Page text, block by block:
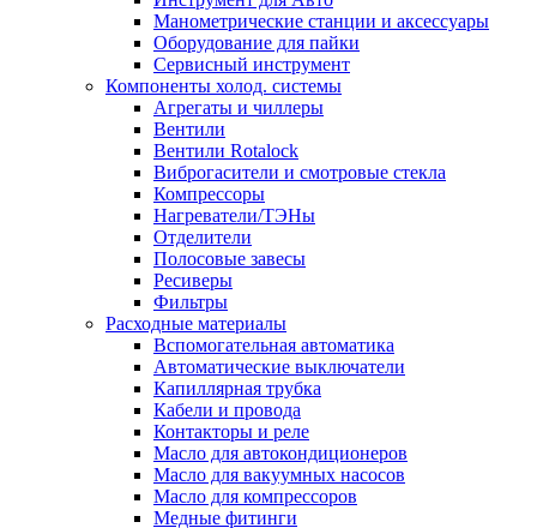
Манометрические станции и аксессуары
Оборудование для пайки
Сервисный инструмент
Компоненты холод. системы
Агрегаты и чиллеры
Вентили
Вентили Rotalock
Виброгасители и смотровые стекла
Компрессоры
Нагреватели/ТЭНы
Отделители
Полосовые завесы
Ресиверы
Фильтры
Расходные материалы
Вспомогательная автоматика
Автоматические выключатели
Капиллярная трубка
Кабели и провода
Контакторы и реле
Масло для автокондиционеров
Масло для вакуумных насосов
Масло для компрессоров
Медные фитинги